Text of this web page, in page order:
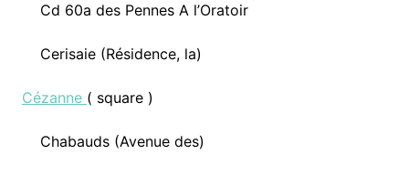
Cd 60a des Pennes A l’Oratoir
Cerisaie (Résidence, la)
Cézanne ( square )
Chabauds (Avenue des)